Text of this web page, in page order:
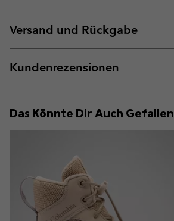
Versand und Rückgabe
Kundenrezensionen
Das Könnte Dir Auch Gefallen